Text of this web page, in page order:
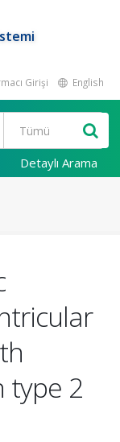
Girişi English
Detaylı Arama
type 2